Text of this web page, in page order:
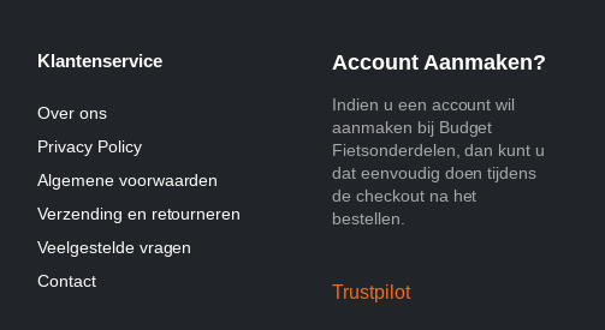
Klantenservice
Over ons
Privacy Policy
Algemene voorwaarden
Verzending en retourneren
Veelgestelde vragen
Contact
Account Aanmaken?
Indien u een account wil
aanmaken bij Budget
Fietsonderdelen, dan kunt u
dat eenvoudig doen tijdens
de checkout na het
bestellen.
Trustpilot